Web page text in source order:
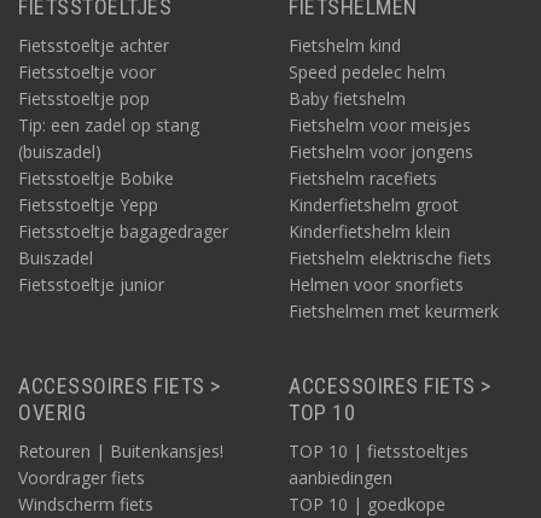
FIETSSTOELTJES
Fietsstoeltje achter
Fietsstoeltje voor
Fietsstoeltje pop
Tip: een zadel op stang
(buiszadel)
Fietsstoeltje Bobike
Fietsstoeltje Yepp
Fietsstoeltje bagagedrager
Buiszadel
Fietsstoeltje junior
FIETSHELMEN
Fietshelm kind
Speed pedelec helm
Baby fietshelm
Fietshelm voor meisjes
Fietshelm voor jongens
Fietshelm racefiets
Kinderfietshelm groot
Kinderfietshelm klein
Fietshelm elektrische fiets
Helmen voor snorfiets
Fietshelmen met keurmerk
ACCESSOIRES FIETS >
OVERIG
Retouren | Buitenkansjes!
Voordrager fiets
Windscherm fiets
ACCESSOIRES FIETS >
TOP 10
TOP 10 | fietsstoeltjes
aanbiedingen
TOP 10 | goedkope